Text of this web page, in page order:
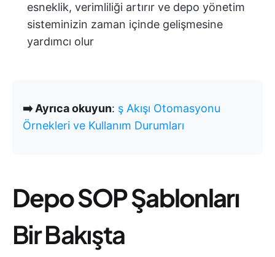
esneklik, verimliliği artırır ve depo yönetim
sisteminizin zaman içinde gelişmesine
yardımcı olur
➡️ Ayrıca okuyun: ş Akışı Otomasyonu
Örnekleri ve Kullanım Durumları
Depo SOP Şablonları
Bir Bakışta